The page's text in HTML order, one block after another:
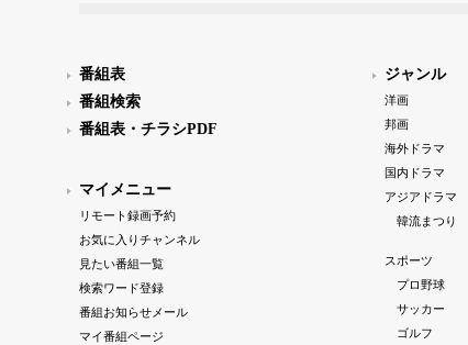
番組表
番組検索
番組表・チラシPDF
マイメニュー
リモート録画予約
お気に入りチャンネル
見たい番組一覧
検索ワード登録
番組お知らせメール
マイ番組ページ
ジャンル
洋画
邦画
海外ドラマ
国内ドラマ
アジアドラマ
韓流まつり
スポーツ
プロ野球
サッカー
ゴルフ